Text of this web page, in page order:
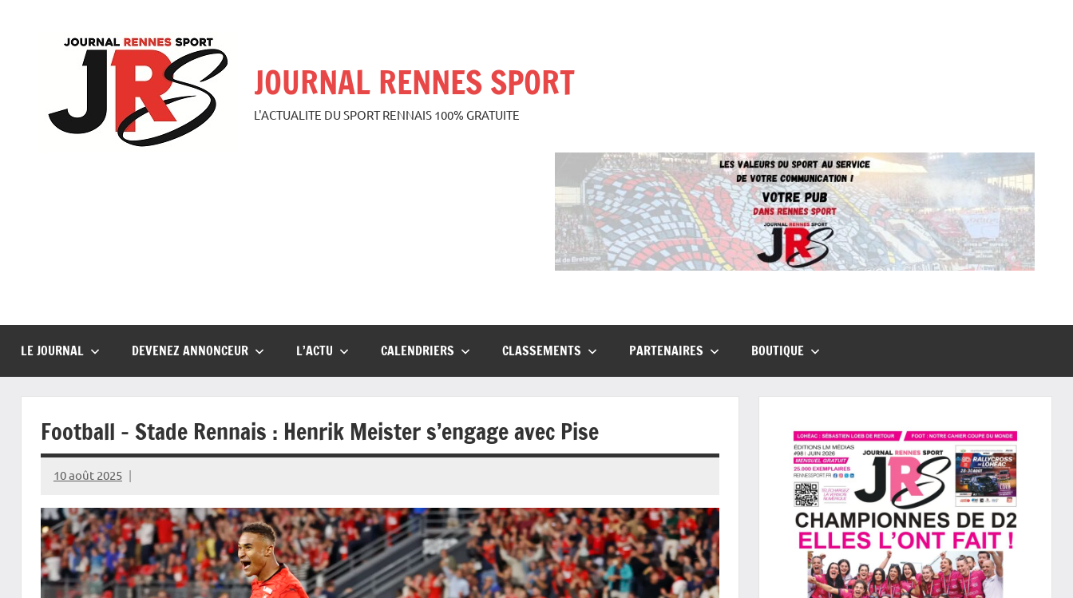
JOURNAL RENNES SPORT
L'ACTUALITE DU SPORT RENNAIS 100% GRATUITE
LE JOURNAL DEVENEZ ANNONCEUR L’ACTU CALENDRIERS CLASSEMENTS PARTENAIRES BOUTIQUE
Football – Stade Rennais : Henrik Meister s’engage avec Pise
10 août 2025
Rédaction
JRS